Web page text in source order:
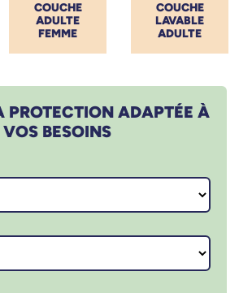
COUCHE
ADULTE
FEMME
COUCHE
LAVABLE
ADULTE
PROTECTION ADAPTÉE À
VOS BESOINS